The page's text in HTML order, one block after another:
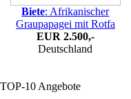
Biete: Afrikanischer
Graupapagei mit Rotfa
EUR 2.500,-
Deutschland
TOP-10 Angebote